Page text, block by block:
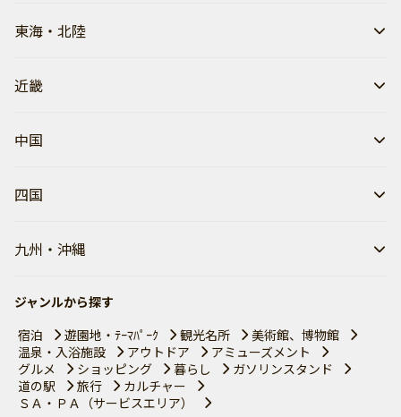
東海・北陸
近畿
中国
四国
九州・沖縄
ジャンルから探す
宿泊
遊園地・ﾃｰﾏﾊﾟｰｸ 観光名所
美術館、博物館
温泉・入浴施設
アウトドア
アミューズメント
グルメ
ショッピング 暮らし
ガソリンスタンド
道の駅
旅行
カルチャー
ＳＡ・ＰＡ（サービスエリア）